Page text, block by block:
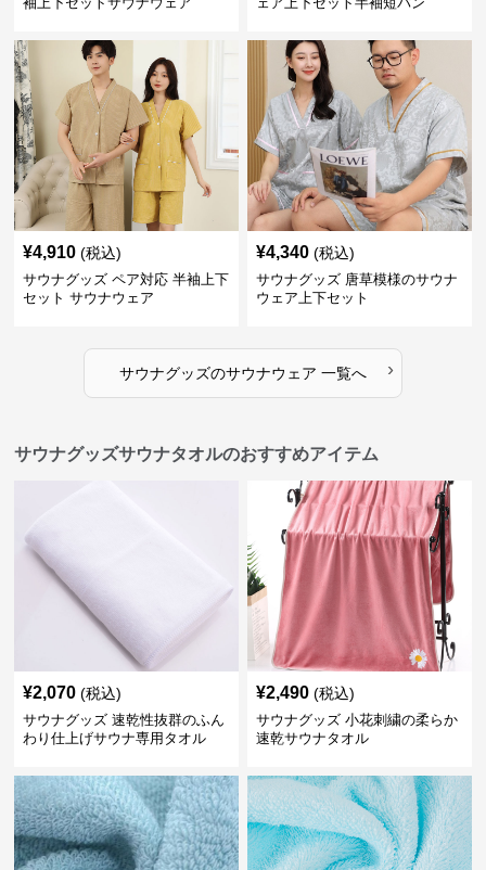
¥4,910 (税込)
サウナグッズ ペア対応 半袖上下
セット サウナウェア
¥4,340 (税込)
サウナグッズ 唐草模様のサウナ
ウェア上下セット
サウナグッズのサウナウェア 一覧へ ›
サウナグッズサウナタオルのおすすめアイテム
¥2,070 (税込)
サウナグッズ 速乾性抜群のふん
わり仕上げサウナ専用タオル
¥2,490 (税込)
サウナグッズ 小花刺繍の柔らか
速乾サウナタオル